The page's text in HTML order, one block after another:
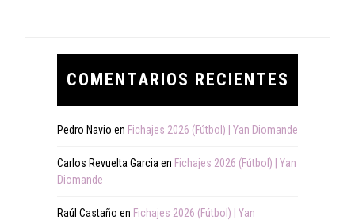
COMENTARIOS RECIENTES
Pedro Navio en Fichajes 2026 (Fútbol) | Yan Diomande
Carlos Revuelta Garcia en Fichajes 2026 (Fútbol) | Yan
Diomande
Raúl Castaño en Fichajes 2026 (Fútbol) | Yan